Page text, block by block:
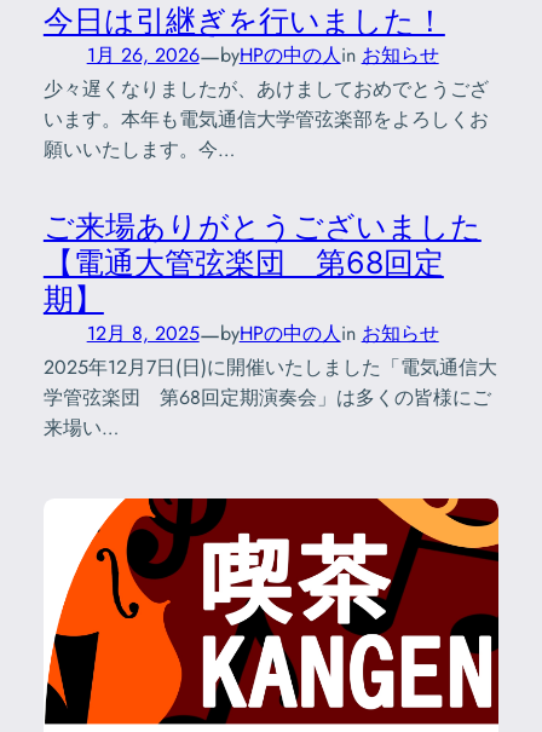
今日は引継ぎを行いました！
1月 26, 2026—byHPの中の人in お知らせ
少々遅くなりましたが、あけましておめでとうござ
います。本年も電気通信大学管弦楽部をよろしくお
願いいたします。今…
ご来場ありがとうございました
【電通大管弦楽団 第68回定
期】
12月 8, 2025—byHPの中の人in お知らせ
2025年12月7日(日)に開催いたしました「電気通信大
学管弦楽団 第68回定期演奏会」は多くの皆様にご
来場い…